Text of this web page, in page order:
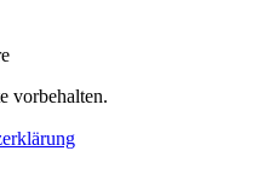
vorbehalten.